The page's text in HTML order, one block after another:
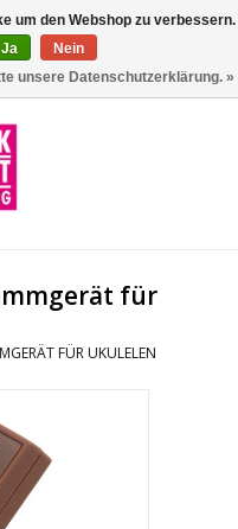
für
FÜR UKULELEN
um den Webshop zu verbessern.
Ja
Nein
unsere Datenschutzerklärung. »